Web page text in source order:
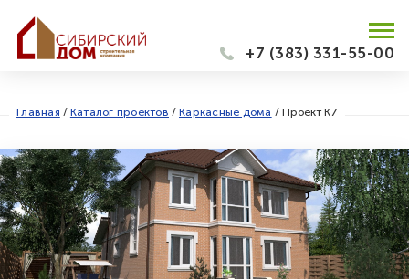
+7 (383) 331-55-00
Главная / Каталог проектов / Каркасные дома / Проект К7